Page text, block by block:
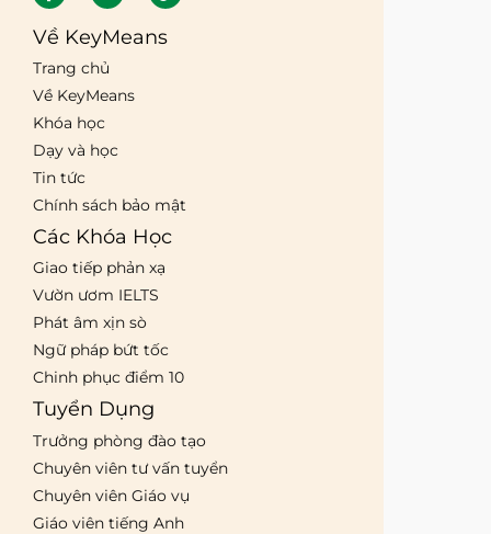
Về KeyMeans
Trang chủ
Về KeyMeans
Khóa học
Dạy và học
Tin tức
Chính sách bảo mật
Các Khóa Học
Giao tiếp phản xạ
Vườn ươm IELTS
Phát âm xịn sò
Ngữ pháp bứt tốc
Chinh phục điểm 10
Tuyển Dụng
Trưởng phòng đào tạo
Chuyên viên tư vấn tuyển
Chuyên viên Giáo vụ
Giáo viên tiếng Anh